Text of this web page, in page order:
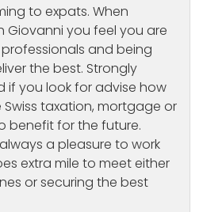
to expats. When
Giovanni you feel you are
and being
the best. Strongly
if you look for advise how
taxation, mortgage or
benefit for the future.
a pleasure to work
extra mile to meet either
or securing the best